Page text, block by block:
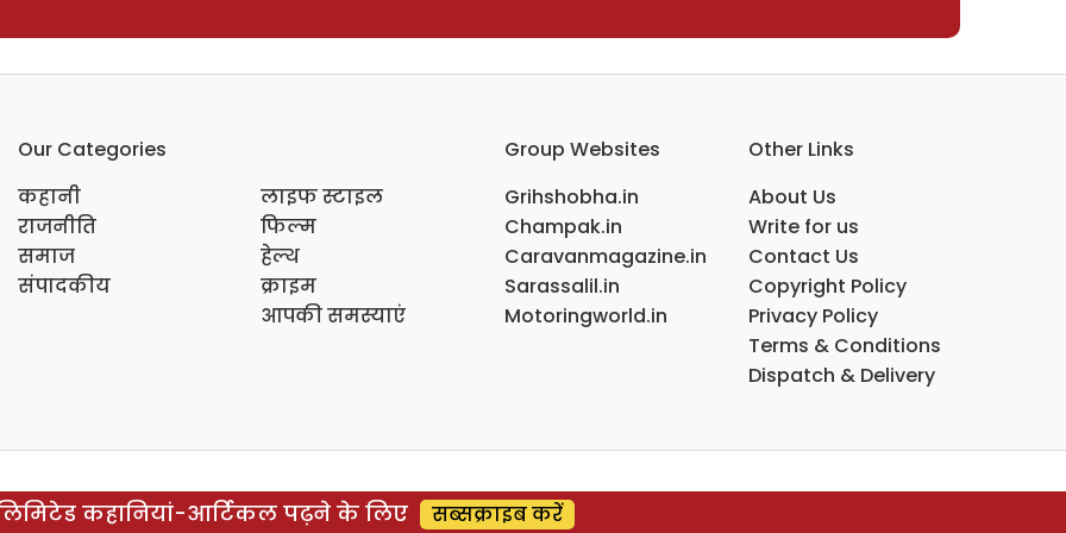
Our Categories
कहानी
राजनीति
समाज
संपादकीय
लाइफ स्टाइल
फिल्म
हेल्थ
क्राइम
आपकी समस्याएं
Group Websites
Grihshobha.in
Champak.in
Caravanmagazine.in
Sarassalil.in
Motoringworld.in
Other Links
About Us
Write for us
Contact Us
Copyright Policy
Privacy Policy
Terms & Conditions
Dispatch & Delivery
कहानियां-आर्टिकल पढ़ने के लिए सब्सक्राइब करें